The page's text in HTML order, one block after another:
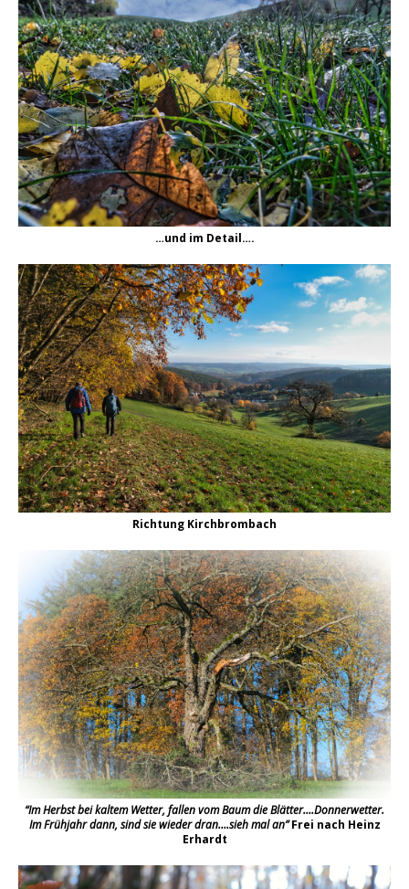
…und im Detail….
Richtung Kirchbrombach
“Im Herbst bei kaltem Wetter, fallen vom Baum die Blätter….Donnerwetter.
Im Frühjahr dann, sind sie wieder dran….sieh mal an”Frei nach Heinz
Erhardt